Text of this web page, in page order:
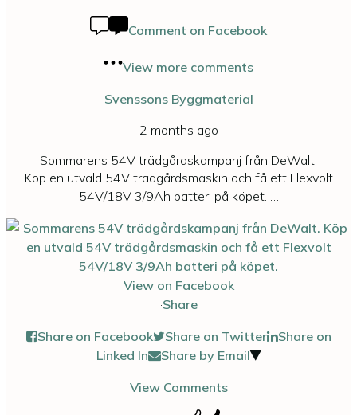
Comment on Facebook
View more comments
Svenssons Byggmaterial
2 months ago
Sommarens 54V trädgårdskampanj från DeWalt.
Köp en utvald 54V trädgårdsmaskin och få ett Flexvolt
54V/18V 3/9Ah batteri på köpet. …
View on Facebook
·Share
Share on Facebook
Share on Twitter
Share on
Linked In
Share by Email
View Comments